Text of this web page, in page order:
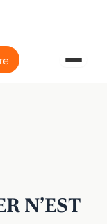
N’EST